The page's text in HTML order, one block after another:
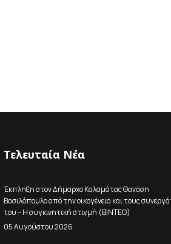
Τελευταία Νέα
Έκπληξη στον Δήμαρχο Καλαμάτας Θανάση
Βασιλόπουλο από την οικογένεια και τους
του – Η συγκινητική στιγμή (ΒΙΝΤΕΟ)
05 Αυγούστου 2026